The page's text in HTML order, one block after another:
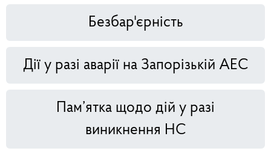
Безбар'єрність
Дії у разі аварії на Запорізькій АЕС
Пам’ятка щодо дій у разі
виникнення НС